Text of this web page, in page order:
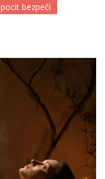
pocit bezpečí